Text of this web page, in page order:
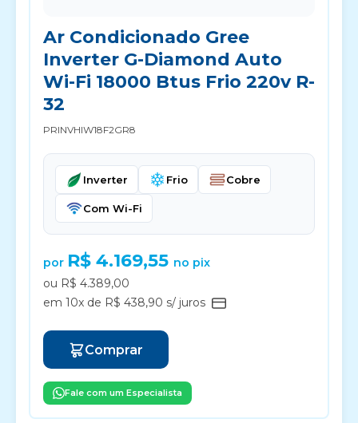
Ar Condicionado Gree
Inverter G-Diamond Auto
Wi-Fi 18000 Btus Frio 220v R-
32
PRINVHIW18F2GR8
Inverter Frio Cobre
Com Wi-Fi
por R$ 4.169,55 no pix
ou R$ 4.389,00
em 10x de R$ 438,90 s/ juros
Comprar
Fale com um Especialista